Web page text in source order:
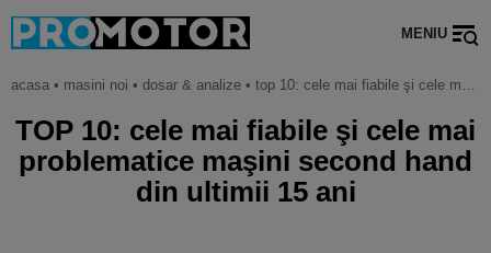
MENIU
acasa • masini noi • dosar & analize • top 10: cele mai fiabile şi cele mai problematice maşini second hand din ultimii 15 ani
TOP 10: cele mai fiabile şi cele mai
problematice maşini second hand
din ultimii 15 ani